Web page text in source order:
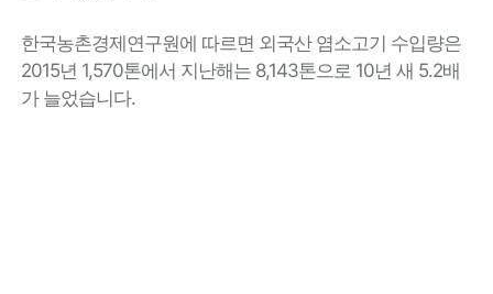
한국농촌경제연구원에 따르면 외국산 염소고기 수입량은
2015년 1,570톤에서 지난해는 8,143톤으로 10년 새 5.2배
가 늘었습니다.